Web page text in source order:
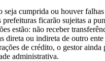
seja cumprida ou houver
prefeituras ficarão sujeitas a
estão: não receber
direta ou indireta de outro
de crédito, o gestor ainda
administrativa.